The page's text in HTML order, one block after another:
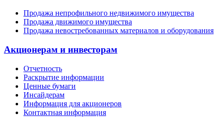
Продажа непрофильного недвижимого имущества
Продажа движимого имущества
Продажа невостребованных материалов и оборудования
Акционерам и инвесторам
Отчетность
Раскрытие информации
Ценные бумаги
Инсайдерам
Информация для акционеров
Контактная информация